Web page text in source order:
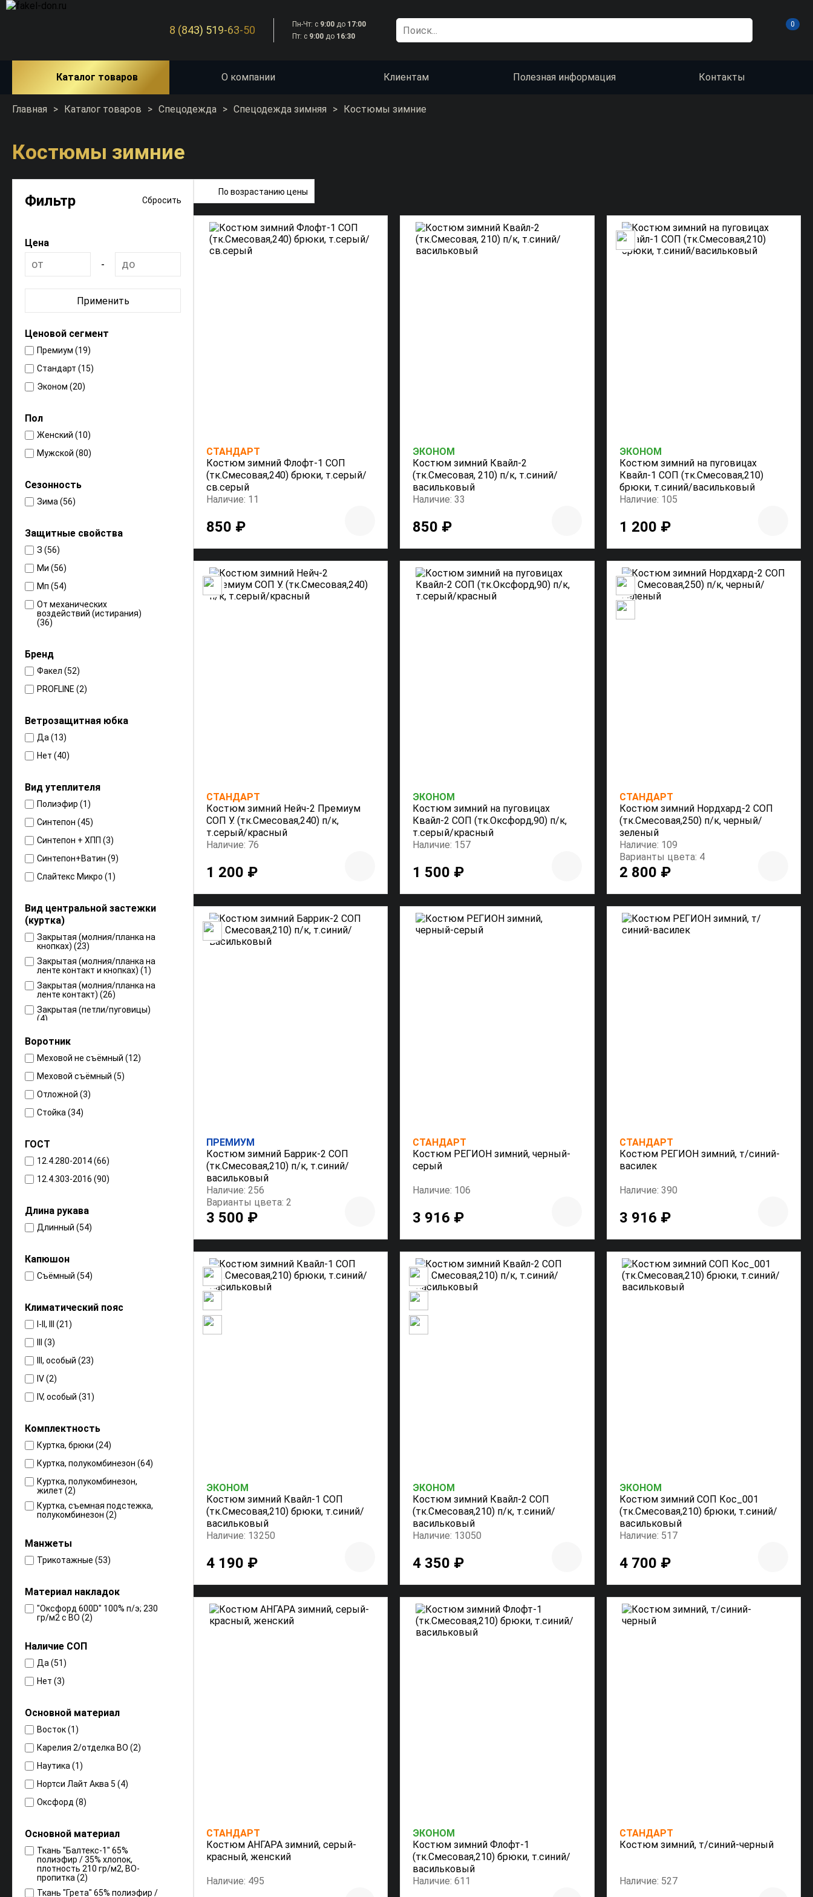
8 (843) 519-63-50 Пн-Чт: с 9:00 до 17:00
Пт: с 9:00 до 16:30
0
Каталог товаров О компании Клиентам Полезная информация Контакты
Главная > Каталог товаров > Спецодежда > Спецодежда зимняя > Костюмы зимние
Костюмы зимние
Фильтр Сбросить
Цена
-
Применить
Ценовой сегмент
Премиум (19)
Стандарт (15)
Эконом (20)
Пол
Женский (10)
Мужской (80)
Сезонность
Зима (56)
Защитные свойства
З (56)
Ми (56)
Мп (54)
От механических
воздействий (истирания)
(36)
(31)
От общих производственных
От пониженных температур
климатических поясах (6)
От пониженных температур
I-II, III климатических поясах
воздуха, для эксплуатации в
IV и "Особом" климатических
поясах (10)
От пониженных температур
пояс (2)
От пониженных температур
воздуха, IV климатический
пояс (3)
Бренд
Факел (52)
PROFLINE (2)
Ветрозащитная юбка
Да (13)
Нет (40)
Вид утеплителя
Полиэфир (1)
Синтепон (45)
Синтепон + ХПП (3)
Синтепон+Ватин (9)
Слайтекс Микро (1)
Шелтер (13)
Шелтер Profi ST (1)
Climafort (15)
Вид центральной застежки
(куртка)
Закрытая (молния/планка на
кнопках) (23)
Закрытая (молния/планка на
ленте контакт и кнопках) (1)
Закрытая (молния/планка на
ленте контакт) (26)
Закрытая (петли/пуговицы)
(4)
Воротник
Меховой не съёмный (12)
Меховой съёмный (5)
Отложной (3)
Стойка (34)
ГОСТ
12.4.280-2014 (66)
12.4.303-2016 (90)
Длина рукава
Длинный (54)
Капюшон
Съёмный (54)
Климатический пояс
I-II, III (21)
III (3)
III, особый (23)
IV (2)
IV, особый (31)
Комплектность
Куртка, брюки (24)
Куртка, полукомбинезон (64)
Куртка, полукомбинезон,
жилет (2)
Куртка, съемная подстежка,
полукомбинезон (2)
Манжеты
Трикотажные (53)
Материал накладок
"Оксфорд 600D" 100% п/э; 230
гр/м2 с ВО (2)
Наличие СОП
Да (51)
Нет (3)
Оcновной материал
Восток (1)
Карелия 2/отделка ВО (2)
Наутика (1)
Нортси Лайт Аква 5 (4)
Оксфорд (8)
Смесовая
полиэфирнохлопковая (9)
СТ-2/отделка МВО (1)
Таслан (2)
Основной материал
Ткань "Балтекс-1" 65%
полиэфир / 35% хлопок,
плотность 210 гр/м2, ВО-
пропитка (2)
Ткань "Грета" 65% полиэфир /
По возрастанию цены
СТАНДАРТ
Костюм зимний Флофт-1 СОП
(тк.Смесовая,240) брюки, т.серый/
св.серый
Наличие: 11
850 ₽
ЭКОНОМ
Костюм зимний Квайл-2
(тк.Смесовая, 210) п/к, т.синий/
васильковый
Наличие: 33
850 ₽
ЭКОНОМ
Костюм зимний на пуговицах
Квайл-1 СОП (тк.Смесовая,210)
брюки, т.синий/васильковый
Наличие: 105
1 200 ₽
СТАНДАРТ
Костюм зимний Нейч-2 Премиум
СОП У. (тк.Смесовая,240) п/к,
т.серый/красный
Наличие: 76
1 200 ₽
ЭКОНОМ
Костюм зимний на пуговицах
Квайл-2 СОП (тк.Оксфорд,90) п/к,
т.серый/красный
Наличие: 157
1 500 ₽
СТАНДАРТ
Костюм зимний Нордхард-2 СОП
(тк.Смесовая,250) п/к, черный/
зеленый
Наличие: 109
Варианты цвета: 4
2 800 ₽
ПРЕМИУМ
Костюм зимний Баррик-2 СОП
(тк.Смесовая,210) п/к, т.синий/
васильковый
Наличие: 256
Варианты цвета: 2
3 500 ₽
СТАНДАРТ
Костюм РЕГИОН зимний, черный-
серый
Наличие: 106
3 916 ₽
СТАНДАРТ
Костюм РЕГИОН зимний, т/синий-
василек
Наличие: 390
3 916 ₽
ЭКОНОМ
Костюм зимний Квайл-1 СОП
(тк.Смесовая,210) брюки, т.синий/
васильковый
Наличие: 13250
4 190 ₽
ЭКОНОМ
Костюм зимний Квайл-2 СОП
(тк.Смесовая,210) п/к, т.синий/
васильковый
Наличие: 13050
4 350 ₽
ЭКОНОМ
Костюм зимний СОП Кос_001
(тк.Смесовая,210) брюки, т.синий/
васильковый
Наличие: 517
4 700 ₽
СТАНДАРТ
Костюм АНГАРА зимний, серый-
красный, женский
Наличие: 495
ЭКОНОМ
Костюм зимний Флофт-1
(тк.Смесовая,210) брюки, т.синий/
васильковый
Наличие: 611
СТАНДАРТ
Костюм зимний, т/синий-черный
Наличие: 527